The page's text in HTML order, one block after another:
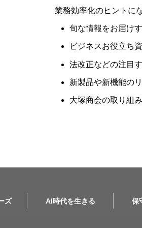
業務効率化のヒントに
旬な情報をお届け
ビジネスお役立ち
法改正などの注目
新製品や新機能の
大塚商会の取り組
ズ AI時代を生きる 保